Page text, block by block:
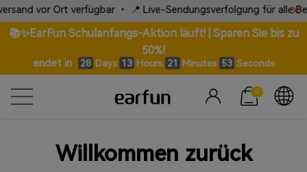
vor Ort verfügbar • 📍 Live-Sendungsverfolgung für alle
📚✨EarFun Schulanfangs-Aktion läuft! | Sparen Sie bis zu
50%!
endet in 28 Days 13 Hours 21 Minutes 53 Seconds
0
Willkommen zurück